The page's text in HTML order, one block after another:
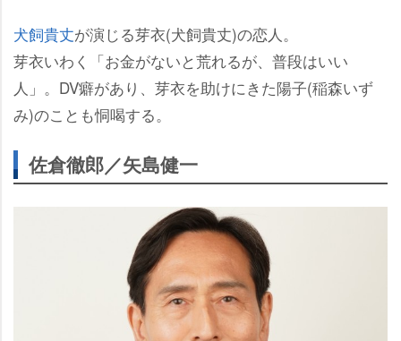
犬飼貴丈が演じる芽衣(犬飼貴丈)の恋人。
芽衣いわく「お金がないと荒れるが、普段はいい
人」。DV癖があり、芽衣を助けにきた陽子(稲森いず
み)のことも恫喝する。
佐倉徹郎／矢島健一